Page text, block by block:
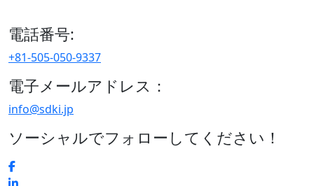
電話番号:
+81-505-050-9337
電子メールアドレス：
info@sdki.jp
ソーシャルでフォローしてください！